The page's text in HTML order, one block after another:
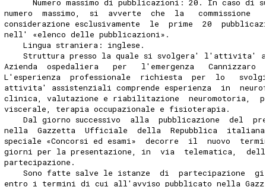
numero  massimo,  si  avverte  che  la   commissione
considerazione esclusivamente  le  prime  20
nell' «elenco delle pubblicazioni».
    Lingua straniera: inglese.
Struttura presso la quale si svolgera' l'attivita'
Azienda  ospedaliera   per   l'emergenza
L'esperienza  professionale  richiesta  per  lo
attivita' assistenziali comprende esperienza  in
clinica, valutazione e riabilitazione  neuromotoria,
viscerale, terapia occupazionale e fisioterapia.
Dal giorno successivo  alla  pubblicazione  del
nella  Gazzetta  Ufficiale  della  Repubblica
speciale «Concorsi ed esami»  decorre  il  nuovo
giorni per la presentazione, in  via  telematica,
partecipazione.
Sono fatte salve le istanze  di  partecipazione
entro i termini di cui all'avviso pubblicato nella